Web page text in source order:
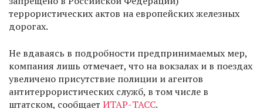
террористических актов на европейских железных
дорогах.
Не вдаваясь в подробности предпринимаемых мер,
компания лишь отмечает, что на вокзалах и в поездах
увеличено присутствие полиции и агентов
антитеррористических служб, в том числе в
штатском, сообщает ИТАР-ТАСС.